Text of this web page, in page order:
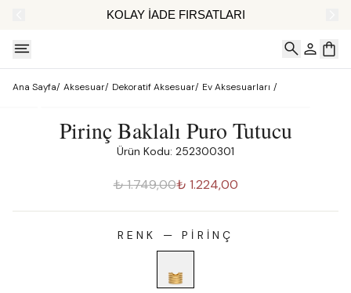
KOLAY İADE FIRSATLARI
Ana Sayfa/ Aksesuar/ Dekoratif Aksesuar/ Ev Aksesuarları /
Pirinç Baklalı Puro Tutucu
Ürün Kodu: 252300301
₺ 1.749,00₺ 1.224,00
RENK — PIRINÇ